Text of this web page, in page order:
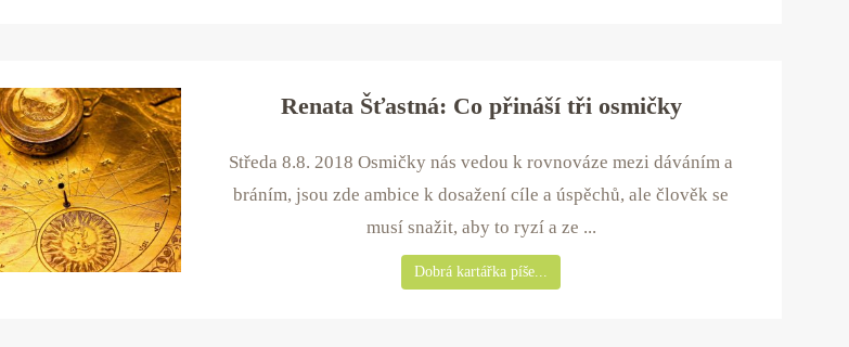
Renata Šťastná: Co přináší tři osmičky
Středa 8.8. 2018 Osmičky nás vedou k rovnováze mezi dáváním a
bráním, jsou zde ambice k dosažení cíle a úspěchů, ale člověk se
musí snažit, aby to ryzí a ze ...
Dobrá kartářka píše...